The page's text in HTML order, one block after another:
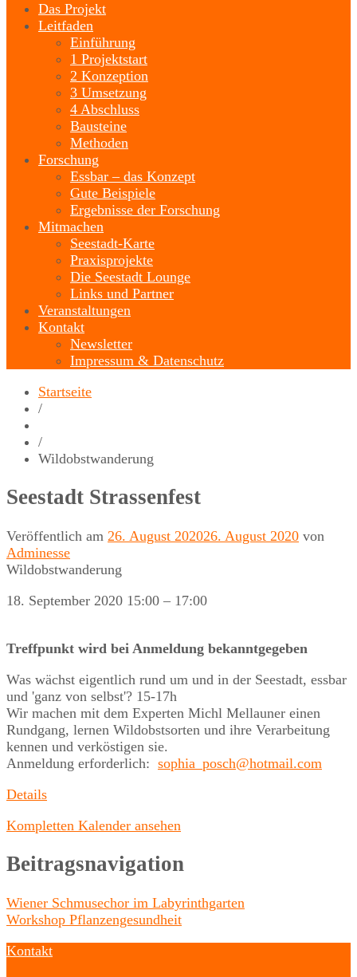
Das Projekt
Leitfaden
Einführung
1 Projektstart
2 Konzeption
3 Umsetzung
4 Abschluss
Bausteine
Methoden
Forschung
Essbar – das Konzept
Gute Beispiele
Ergebnisse der Forschung
Mitmachen
Seestadt-Karte
Praxisprojekte
Die Seestadt Lounge
Links und Partner
Veranstaltungen
Kontakt
Newsletter
Impressum & Datenschutz
Startseite
/
/
Wildobstwanderung
Seestadt Strassenfest
Veröffentlich am 26. August 202026. August 2020 von
Adminesse
Wildobstwanderung
18. September 2020 15:00 – 17:00
Treffpunkt wird bei Anmeldung bekanntgegeben
Was wächst eigentlich rund um und in der Seestadt, essbar
und 'ganz von selbst'? 15-17h
Wir machen mit dem Experten Michl Mellauner einen
Rundgang, lernen Wildobstsorten und ihre Verarbeitung
kennen und verköstigen sie.
Anmeldung erforderlich: sophia_posch@hotmail.com
Details
Kompletten Kalender ansehen
Beitragsnavigation
Wiener Schmusechor im Labyrinthgarten
Workshop Pflanzengesundheit
Kontakt